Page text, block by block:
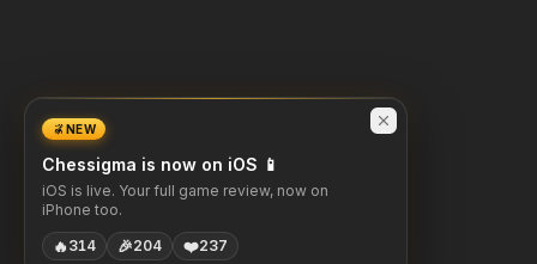
NEW
Chessigma is now on iOS 📱
iOS is live. Your full game review, now on
iPhone too.
🔥 314 🎉204 ❤️237